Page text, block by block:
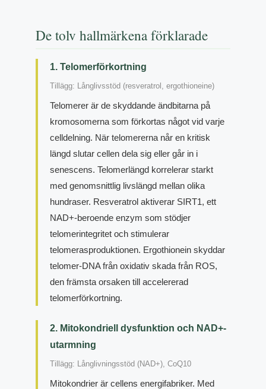
De tolv hallmärkena förklarade
1. Telomerförkortning
Tillägg: Långlivsstöd (resveratrol, ergothioneine)
Telomerer är de skyddande ändbitarna på
kromosomerna som förkortas något vid varje
celldelning. När telomererna når en kritisk
längd slutar cellen dela sig eller går in i
senescens. Telomerlängd korrelerar starkt
med genomsnittlig livslängd mellan olika
hundraser. Resveratrol aktiverar SIRT1, ett
NAD+-beroende enzym som stödjer
telomerintegritet och stimulerar
telomerasproduktionen. Ergothionein skyddar
telomer-DNA från oxidativ skada från ROS,
den främsta orsaken till accelererad
telomerförkortning.
2. Mitokondriell dysfunktion och NAD+-
utarmning
Tillägg: Långlivningsstöd (NAD+), CoQ10
Mitokondrier är cellens energifabriker. Med